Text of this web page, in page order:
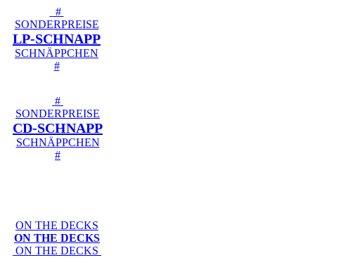
#
SONDERPREISE
LP-SCHNAPP
SCHNÄPPCHEN
#
#
SONDERPREISE
CD-SCHNAPP
SCHNÄPPCHEN
#
ON THE DECKS
ON THE DECKS
ON THE DECKS